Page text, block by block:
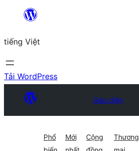
Chuyển
phần
nội
dung
tiếng Việt
Tải WordPress
Giao diện
Phổ
Mới
Cộng
Thương